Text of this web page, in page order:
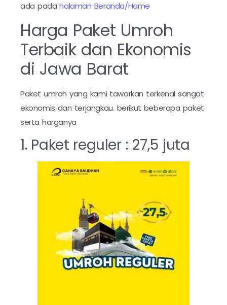
ada padahalaman Beranda/Home
Harga Paket Umroh
Terbaik dan Ekonomis
di Jawa Barat
Paket umroh yang kami tawarkan terkenal sangat
ekonomis dan terjangkau. berikut beberapa paket
serta harganya
1. Paket reguler : 27,5 juta